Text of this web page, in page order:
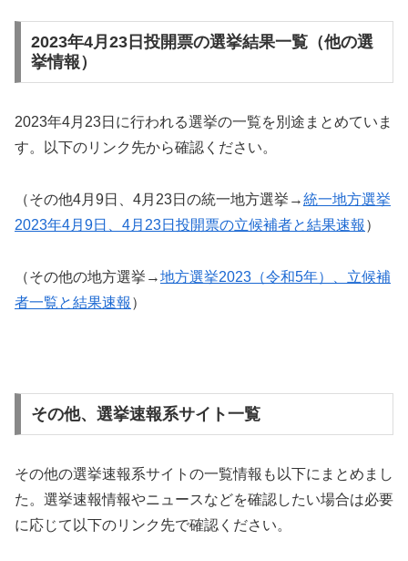
2023年4月23日投開票の選挙結果一覧（他の選
挙情報）
2023年4月23日に行われる選挙の一覧を別途まとめていま
す。以下のリンク先から確認ください。
（その他4月9日、4月23日の統一地方選挙→統一地方選挙
2023年4月9日、4月23日投開票の立候補者と結果速報 ）
（その他の地方選挙→地方選挙2023（令和5年）、立候補
者一覧と結果速報 ）
その他、選挙速報系サイト一覧
その他の選挙速報系サイトの一覧情報も以下にまとめまし
た。選挙速報情報やニュースなどを確認したい場合は必要
に応じて以下のリンク先で確認ください。